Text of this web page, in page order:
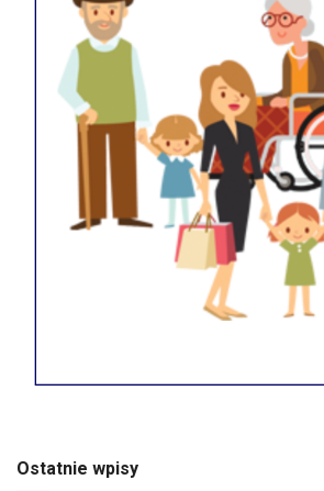
Ostatnie wpisy